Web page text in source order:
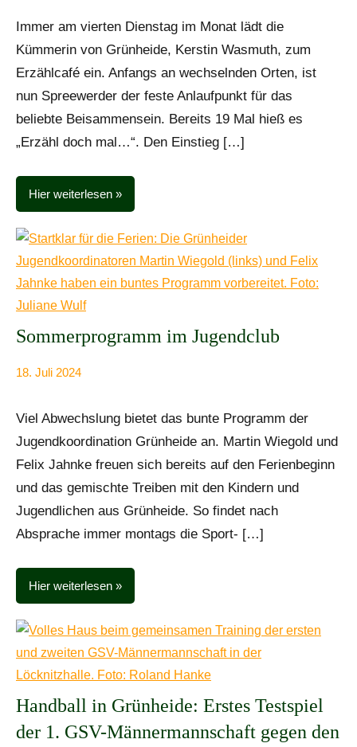
Immer am vierten Dienstag im Monat lädt die
Kümmerin von Grünheide, Kerstin Wasmuth, zum
Erzählcafé ein. Anfangs an wechselnden Orten, ist
nun Spreewerder der feste Anlaufpunkt für das
beliebte Beisammensein. Bereits 19 Mal hieß es
„Erzähl doch mal…“. Den Einstieg […]
Hier weiterlesen
Sommerprogramm im Jugendclub
18. Juli 2024
Viel Abwechslung bietet das bunte Programm der
Jugendkoordination Grünheide an. Martin Wiegold und
Felix Jahnke freuen sich bereits auf den Ferienbeginn
und das gemischte Treiben mit den Kindern und
Jugendlichen aus Grünheide. So findet nach
Absprache immer montags die Sport- […]
Hier weiterlesen
Handball in Grünheide: Erstes Testspiel
der 1. GSV-Männermannschaft gegen den